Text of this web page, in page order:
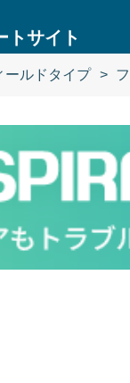
トサイト
ールドタイプ